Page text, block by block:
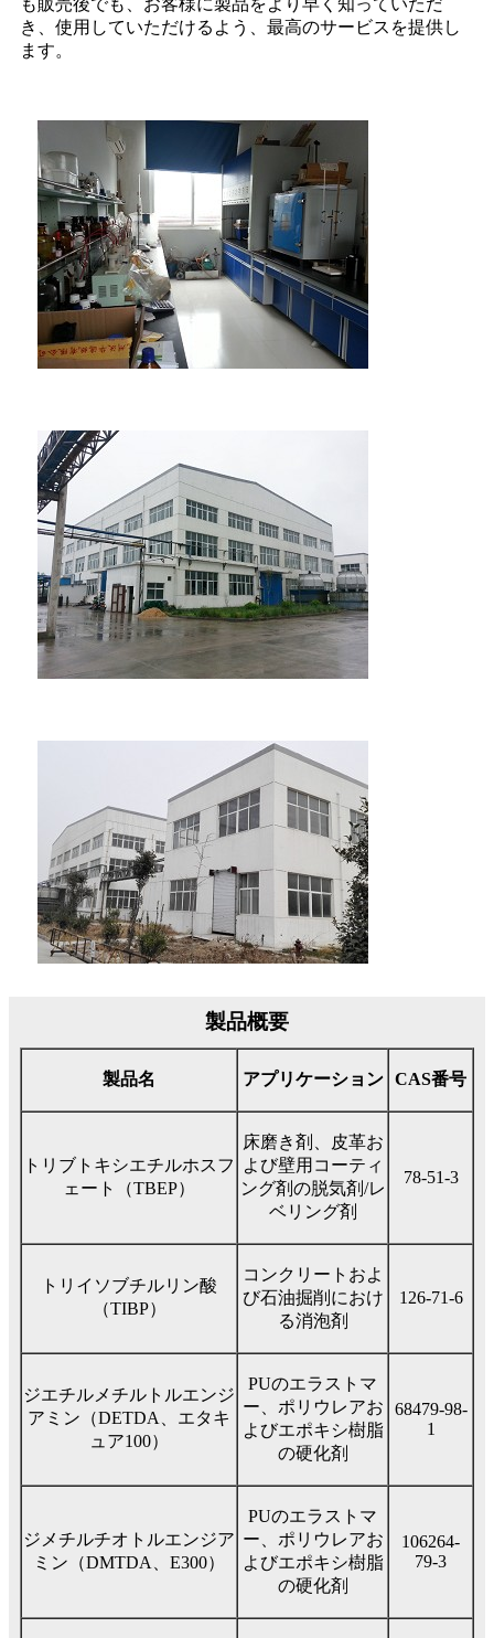
も販売後でも、お客様に製品をより早く知っていただ
き、使用していただけるよう、最高のサービスを提供し
ます。
製品概要
製品名 アプリケーション CAS番号
トリブトキシエチルホスフ
ェート（TBEP）
床磨き剤、皮革お
よび壁用コーティ
ング剤の脱気剤/レ
ベリング剤
78-51-3
トリイソブチルリン酸
（TIBP）
コンクリートおよ
び石油掘削におけ
る消泡剤
126-71-6
ジエチルメチルトルエンジ
アミン（DETDA、エタキ
ュア100）
PUのエラストマ
ー、ポリウレアお
よびエポキシ樹脂
の硬化剤
68479-98-
1
ジメチルチオトルエンジア
ミン（DMTDA、E300）
PUのエラストマ
ー、ポリウレアお
よびエポキシ樹脂
の硬化剤
106264-
79-3